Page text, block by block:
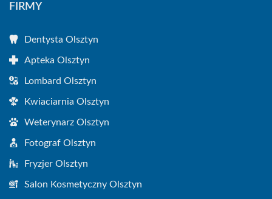
FIRMY
Dentysta Olsztyn
Apteka Olsztyn
Lombard Olsztyn
Kwiaciarnia Olsztyn
Weterynarz Olsztyn
Fotograf Olsztyn
Fryzjer Olsztyn
Salon Kosmetyczny Olsztyn